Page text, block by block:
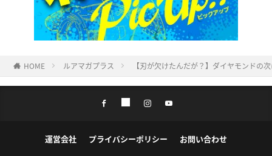
HOME ルアマガプラス 【刃が欠けたんだが？】ダイヤモンドの
運営会社 プライバシーポリシー お問い合わせ